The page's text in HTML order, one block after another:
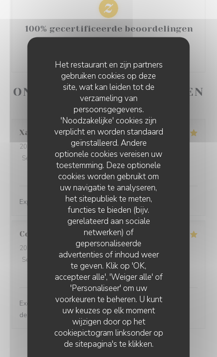
Het restaurant en zijn partners
gebruiken cookies op deze
site, wat kan leiden tot de
verzameling van
persoonsgegevens.
'Noodzakelijke' cookies zijn
verplicht en worden standaard
geïnstalleerd. Andere
optionele cookies vereisen uw
toestemming. Deze optionele
cookies worden gebruikt om
uw navigatie te analyseren,
het sitepubliek te meten,
functies te bieden (bijv.
gerelateerd aan sociale
netwerken) of
gepersonaliseerde
advertenties of inhoud weer
te geven. Klik op 'OK,
accepteer alle', 'Weiger alle' of
'Personaliseer' om uw
voorkeuren te beheren. U kunt
uw keuzes op elk moment
wijzigen door op het
cookiepictogram linksonder op
de sitepagina's te klikken.
ONZE GASTBEOORDELINGEN
Xavier
2026-04-05
- 12:30 - Gasten 2
Service
/5 Atmosfeer :5/5 Keuken: 5/5 Kwaliteit / Prijs
Expérience culinaire très réussie
Corinne
2026-04-03
- 12:30 - Gasten 3
Service
Atmosfeer : 5/5 Keuken:5/5 Kwaliteit / Prijs
Excellent restaurant avec des recettes originales avec
des produits frais. Excellent restaurant
1
100% gecertificeerde beoordelingen
HYACINTHE